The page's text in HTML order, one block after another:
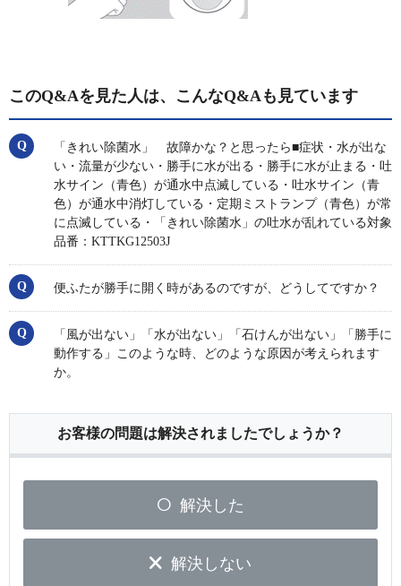
このQ&Aを見た人は、こんなQ&Aも見ています
「きれい除菌水」 故障かな？と思ったら■症状・水が出な
い・流量が少ない・勝手に水が出る・勝手に水が止まる・吐
水サイン（青色）が通水中点滅している・吐水サイン（青
色）が通水中消灯している・定期ミストランプ（青色）が常
に点滅している・「きれい除菌水」の吐水が乱れている対象
品番：KTTKG12503J
便ふたが勝手に開く時があるのですが、どうしてですか？
「風が出ない」「水が出ない」「石けんが出ない」「勝手に
動作する」このような時、どのような原因が考えられます
か。
お客様の問題は解決されましたでしょうか？
解決した
解決しない